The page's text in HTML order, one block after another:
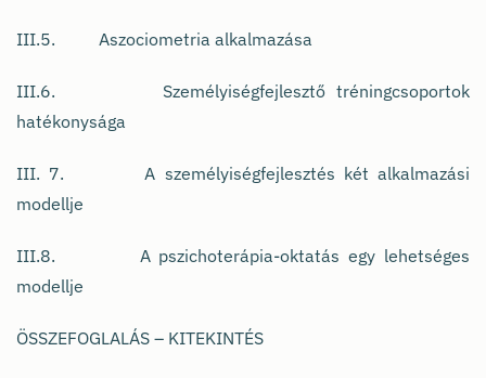
III.5. Aszociometria alkalmazása
III.6. Személyiségfejlesztő tréningcsoportok
hatékonysága
III. 7. A személyiségfejlesztés két alkalmazási
modellje
III.8. A pszichoterápia-oktatás egy lehetséges
modellje
ÖSSZEFOGLALÁS – KITEKINTÉS